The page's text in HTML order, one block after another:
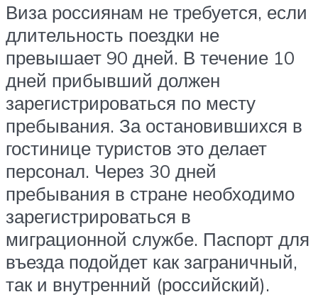
Виза россиянам не требуется, если
длительность поездки не
превышает 90 дней. В течение 10
дней прибывший должен
зарегистрироваться по месту
пребывания. За остановившихся в
гостинице туристов это делает
персонал. Через 30 дней
пребывания в стране необходимо
зарегистрироваться в
миграционной службе. Паспорт для
въезда подойдет как заграничный,
так и внутренний (российский).